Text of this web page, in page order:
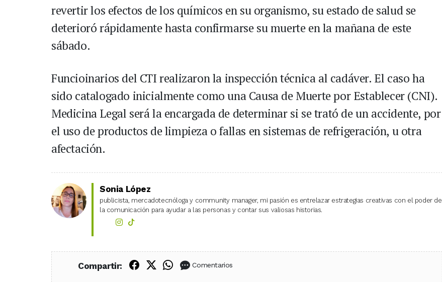
revertir los efectos de los químicos en su organismo, su estado de salud se
deterioró rápidamente hasta confirmarse su muerte en la mañana de este
sábado.
Funcioinarios del CTI realizaron la inspección técnica al cadáver. El caso ha
sido catalogado inicialmente como una Causa de Muerte por Establecer (CNI).
Medicina Legal será la encargada de determinar si se trató de un accidente, por
el uso de productos de limpieza o fallas en sistemas de refrigeración, u otra
afectación.
Sonia López
publicista, mercadotecnóloga y community manager, mi pasión es entrelazar estrategias creativas con el poder de
la comunicación para ayudar a las personas y contar sus valiosas historias.
Compartir: Compartir en Facebook
Compartir en X (Twitter)
Compartir en WhatsApp
Comentarios